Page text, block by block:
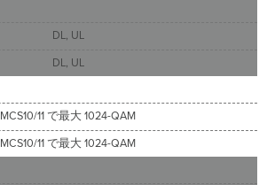
DL, UL
DL, UL
MCS10/11 で最大 1024-QAM
MCS10/11 で最大 1024-QAM